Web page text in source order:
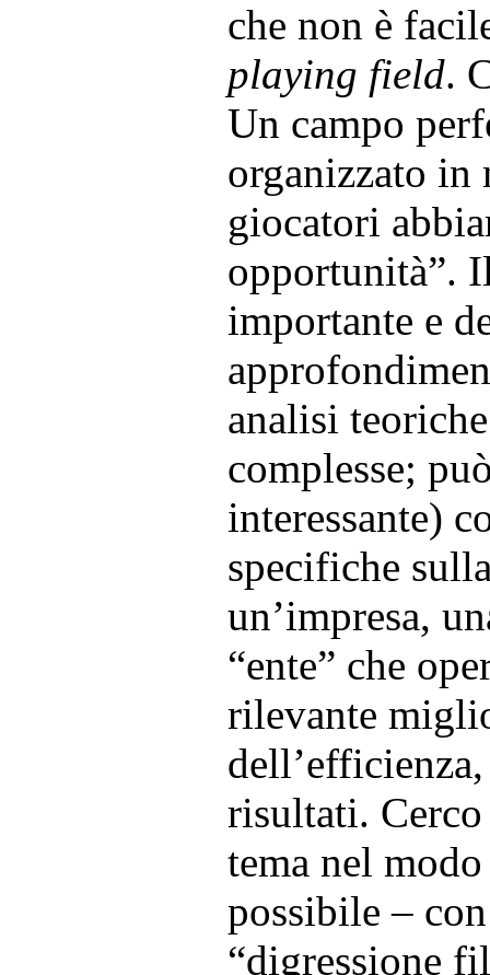
che non è
playing field.
Un campo
organizzato in
giocatori
opportunità”.
importante e
analisi
complesse;
interessante)
specifiche
un’impresa,
“ente” che
rilevante
risultati.
tema nel
possibile –
“digressione